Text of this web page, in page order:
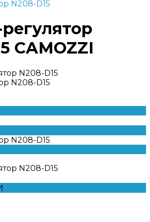
N208-D15
CAMOZZI
N208-D15
N208-D15